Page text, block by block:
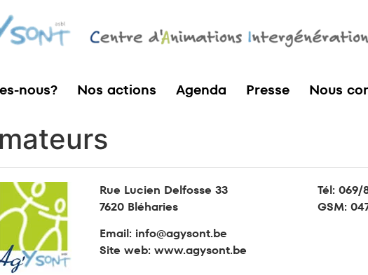
nous? Nos actions Agenda Presse Nous
Rue Lucien Delfosse 33
7620 Bléharies
Email: info@agysont.be
Site web: www.agysont.be
Tél:069/
GSM: